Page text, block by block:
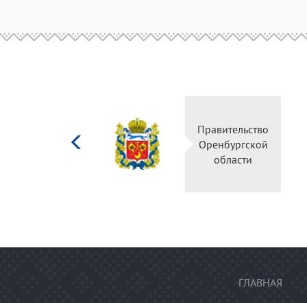
Министерство
культуры
Российской
федерации
ГЛАВНАЯ